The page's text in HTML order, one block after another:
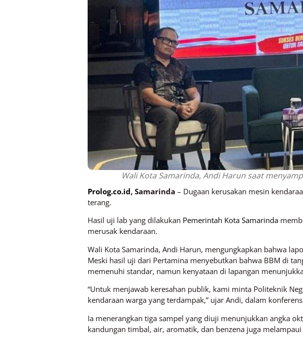
Wali Kota Samarinda, Andi Harun saat
Prolog.co.id, Samarinda – Dugaan kerusakan mesin
terang.
Hasil uji lab yang dilakukan Pemerintah Kota Samarinda
merusak kendaraan.
Wali Kota Samarinda, Andi Harun, mengungkapkan bahwa
Meski hasil uji dari Pertamina menyebutkan bahwa BBM di
memenuhi standar, namun kenyataan di lapangan
“Untuk menjawab keresahan publik, kami minta Politeknik
kendaraan warga yang terdampak,” ujar Andi, dalam
Ia menerangkan tiga sampel yang diuji menunjukkan angka
kandungan timbal, air, aromatik, dan benzena juga